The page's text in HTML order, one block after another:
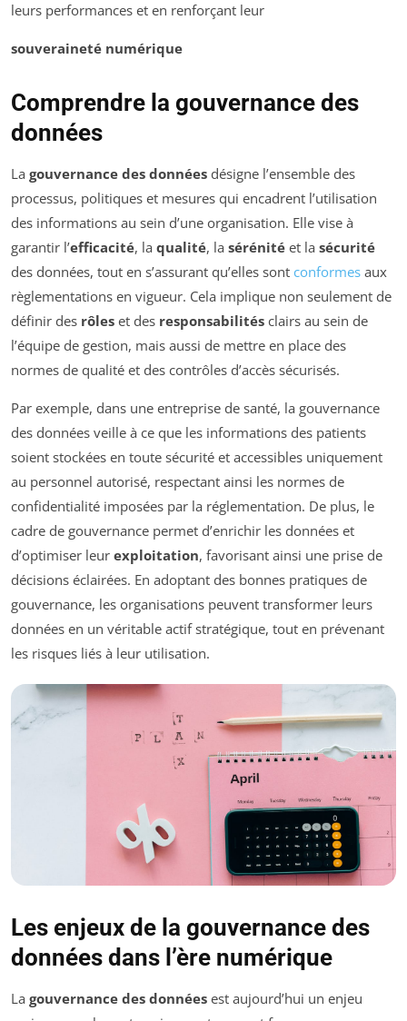
leurs performances et en renforçant leur
souveraineté numérique
Comprendre la gouvernance des
données
La gouvernance des données désigne l’ensemble des
processus, politiques et mesures qui encadrent l’utilisation
des informations au sein d’une organisation. Elle vise à
garantir l’efficacité, la qualité, la sérénité et la sécurité
des données, tout en s’assurant qu’elles sont conformes aux
règlementations en vigueur. Cela implique non seulement de
définir des rôles et des responsabilités clairs au sein de
l’équipe de gestion, mais aussi de mettre en place des
normes de qualité et des contrôles d’accès sécurisés.
Par exemple, dans une entreprise de santé, la gouvernance
des données veille à ce que les informations des patients
soient stockées en toute sécurité et accessibles uniquement
au personnel autorisé, respectant ainsi les normes de
confidentialité imposées par la réglementation. De plus, le
cadre de gouvernance permet d’enrichir les données et
d’optimiser leur exploitation, favorisant ainsi une prise de
décisions éclairées. En adoptant des bonnes pratiques de
gouvernance, les organisations peuvent transformer leurs
données en un véritable actif stratégique, tout en prévenant
les risques liés à leur utilisation.
Les enjeux de la gouvernance des
données dans l’ère numérique
La gouvernance des données est aujourd’hui un enjeu